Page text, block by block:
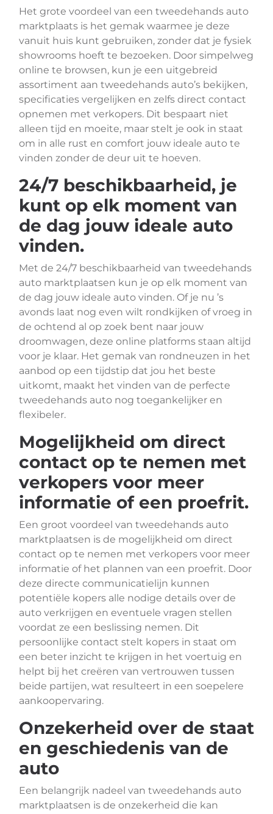
Het grote voordeel van een tweedehands auto
marktplaats is het gemak waarmee je deze
vanuit huis kunt gebruiken, zonder dat je fysiek
showrooms hoeft te bezoeken. Door simpelweg
online te browsen, kun je een uitgebreid
assortiment aan tweedehands auto’s bekijken,
specificaties vergelijken en zelfs direct contact
opnemen met verkopers. Dit bespaart niet
alleen tijd en moeite, maar stelt je ook in staat
om in alle rust en comfort jouw ideale auto te
vinden zonder de deur uit te hoeven.
24/7 beschikbaarheid, je
kunt op elk moment van
de dag jouw ideale auto
vinden.
Met de 24/7 beschikbaarheid van tweedehands
auto marktplaatsen kun je op elk moment van
de dag jouw ideale auto vinden. Of je nu ’s
avonds laat nog even wilt rondkijken of vroeg in
de ochtend al op zoek bent naar jouw
droomwagen, deze online platforms staan altijd
voor je klaar. Het gemak van rondneuzen in het
aanbod op een tijdstip dat jou het beste
uitkomt, maakt het vinden van de perfecte
tweedehands auto nog toegankelijker en
flexibeler.
Mogelijkheid om direct
contact op te nemen met
verkopers voor meer
informatie of een proefrit.
Een groot voordeel van tweedehands auto
marktplaatsen is de mogelijkheid om direct
contact op te nemen met verkopers voor meer
informatie of het plannen van een proefrit. Door
deze directe communicatielijn kunnen
potentiële kopers alle nodige details over de
auto verkrijgen en eventuele vragen stellen
voordat ze een beslissing nemen. Dit
persoonlijke contact stelt kopers in staat om
een beter inzicht te krijgen in het voertuig en
helpt bij het creëren van vertrouwen tussen
beide partijen, wat resulteert in een soepelere
aankoopervaring.
Onzekerheid over de staat
en geschiedenis van de
auto
Een belangrijk nadeel van tweedehands auto
marktplaatsen is de onzekerheid die kan